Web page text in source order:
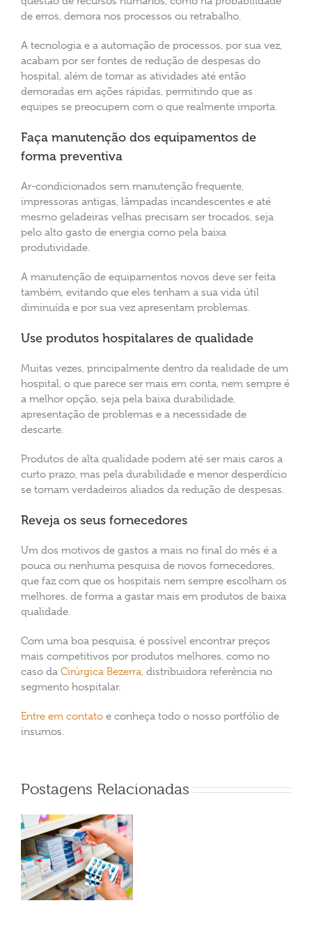
de erros, demora nos processos ou retrabalho.
A tecnologia e a automação de processos, por sua vez,
acabam por ser fontes de redução de despesas do
hospital, além de tornar as atividades até então
demoradas em ações rápidas, permitindo que as
equipes se preocupem com o que realmente importa.
Faça manutenção dos equipamentos de
forma preventiva
Ar-condicionados sem manutenção frequente,
impressoras antigas, lâmpadas incandescentes e até
mesmo geladeiras velhas precisam ser trocados, seja
pelo alto gasto de energia como pela baixa
produtividade.
A manutenção de equipamentos novos deve ser feita
também, evitando que eles tenham a sua vida útil
diminuída e por sua vez apresentam problemas.
Use produtos hospitalares de qualidade
Muitas vezes, principalmente dentro da realidade de um
hospital, o que parece ser mais em conta, nem sempre é
a melhor opção, seja pela baixa durabilidade,
apresentação de problemas e a necessidade de
descarte.
Produtos de alta qualidade podem até ser mais caros a
curto prazo, mas pela durabilidade e menor desperdício
se tornam verdadeiros aliados da redução de despesas.
Reveja os seus fornecedores
Um dos motivos de gastos a mais no final do mês é a
pouca ou nenhuma pesquisa de novos fornecedores,
que faz com que os hospitais nem sempre escolham os
melhores, de forma a gastar mais em produtos de baixa
qualidade.
Com uma boa pesquisa, é possível encontrar preços
mais competitivos por produtos melhores, como no
caso da Cirúrgica Bezerra, distribuidora referência no
segmento hospitalar.
Entre em contato e conheça todo o nosso portfólio de
insumos.
Postagens Relacionadas